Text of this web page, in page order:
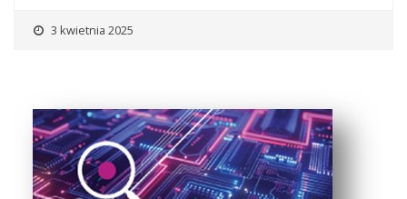
3 kwietnia 2025